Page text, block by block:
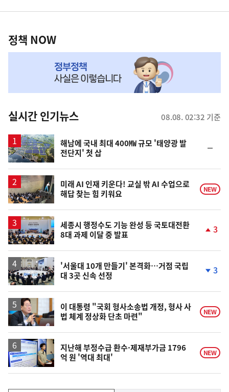
영
책
NOW,
뉴
스
정책 NOW
실시간 인기뉴스 08.08. 02:32 기준
해남에 국내 최대 400㎿ 규모 '태양광 발
전단지' 첫 삽
일
미래 AI 인재 키운다! 교실 밖 AI 수업으로
해답 찾는 힘 키워요
NEW
세종시 행정수도 기능 완성 등 국토대전환
8대 과제 이달 중 발표
상
3
'서울대 10개 만들기' 본격화…거점 국립
대 3곳 신속 선정
하
락
3
이 대통령 "국회 형사소송법 개정, 형사 사
법 체계 정상화 단초 마련"
NEW
지난해 부정수급 환수·제재부가금 1796
억 원 '역대 최대'
NEW